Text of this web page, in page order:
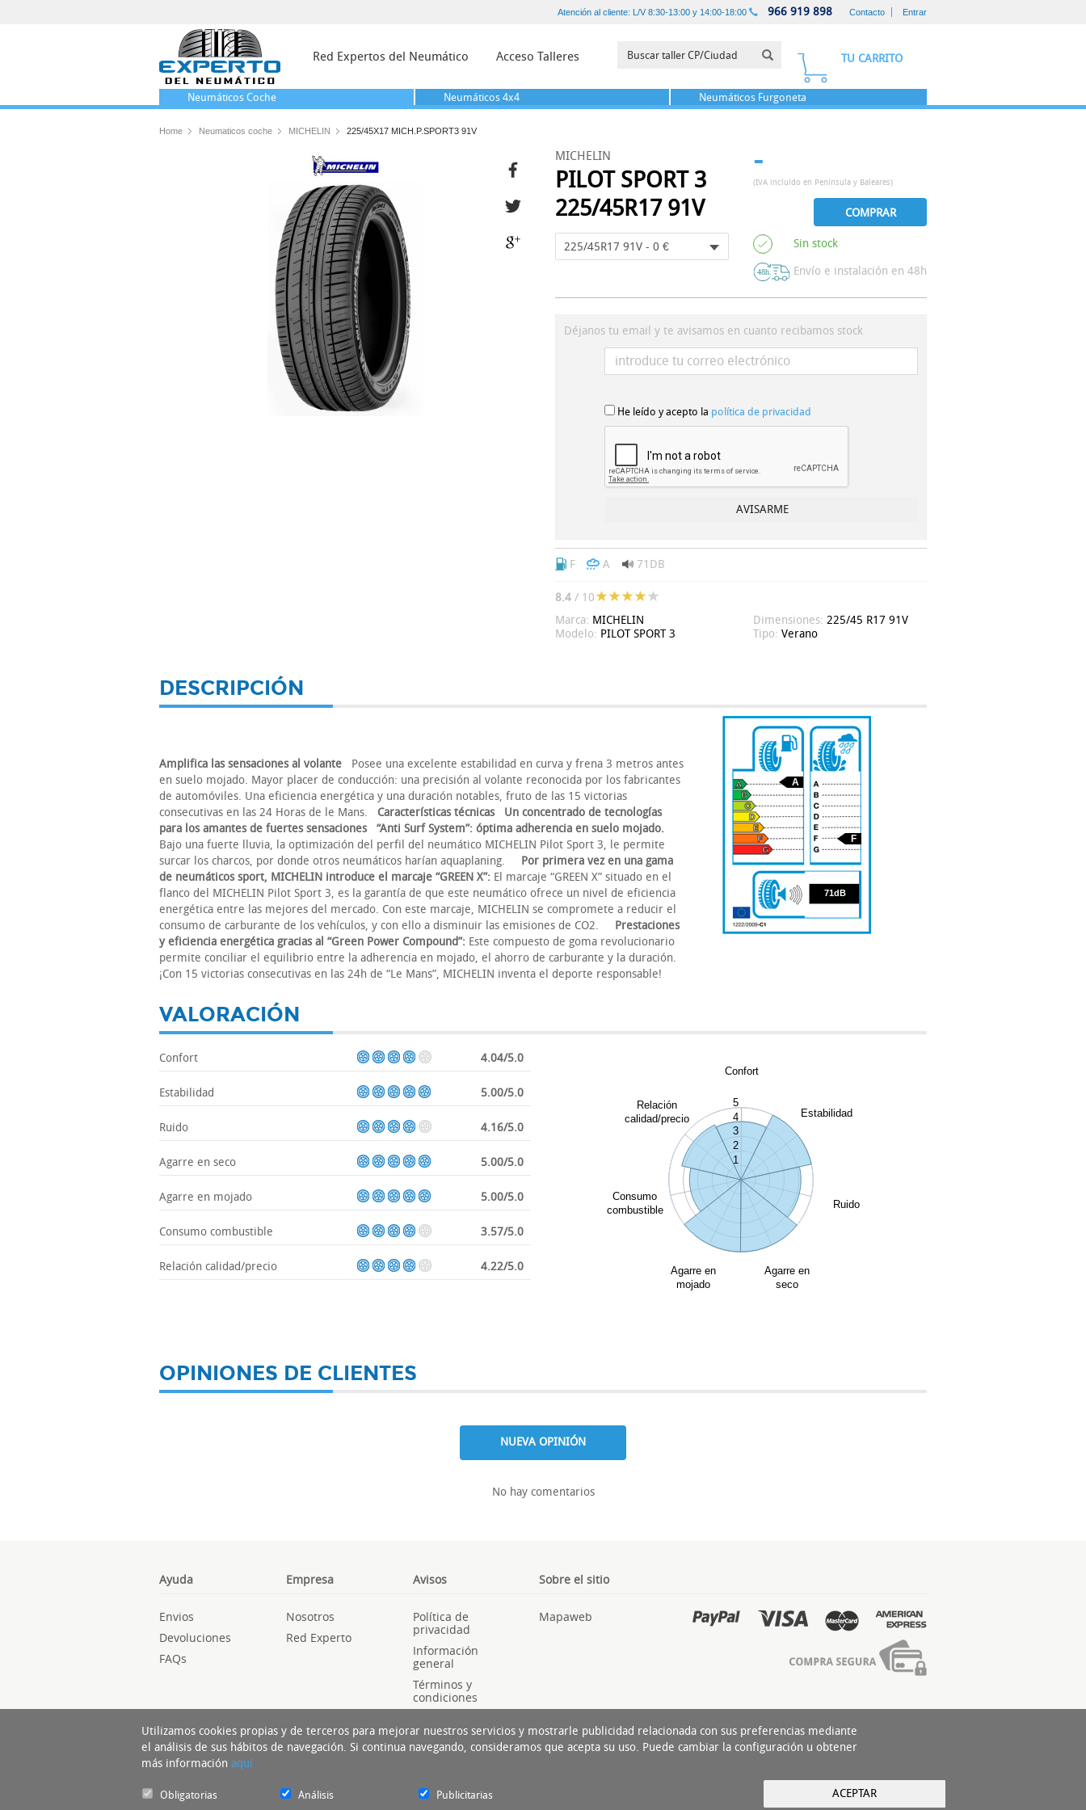
Atención al cliente: L/V 8:30-13:00 y 14:00-18:00 966 919 898 Contacto Entrar
Red Expertos del Neumático Acceso Talleres TU CARRITO
Neumáticos Coche Neumáticos 4x4 Neumáticos Furgoneta
Home Neumaticos coche MICHELIN 225/45X17 MICH.P.SPORT3 91V
MICHELIN
PILOT SPORT 3
225/45R17 91V
225/45R17 91V - 0 €
-
(IVA incluído en Península y Baleares)
COMPRAR
Sin stock
Envío e instalación en 48h
Déjanos tu email y te avisamos en cuanto recibamos stock
He leído y acepto la política de privacidad
F A 71DB
8.4 / 10
Marca: MICHELIN
Modelo: PILOT SPORT 3
Dimensiones: 225/45 R17 91V
Tipo: Verano
DESCRIPCIÓN
Amplifica las sensaciones al volante Posee una excelente estabilidad en curva y frena 3 metros antes
en suelo mojado. Mayor placer de conducción: una precisión al volante reconocida por los fabricantes
de automóviles. Una eficiencia energética y una duración notables, fruto de las 15 victorias
consecutivas en las 24 Horas de le Mans. Características técnicas
Un concentrado de tecnologías
para los amantes de fuertes sensaciones
“Anti Surf System”: óptima adherencia en suelo mojado.
Bajo una fuerte lluvia, la optimización del perfil del neumático MICHELIN Pilot Sport 3, le permite
surcar los charcos, por donde otros neumáticos harían aquaplaning. Por primera vez en una gama
de neumáticos sport, MICHELIN introduce el marcaje “GREEN X”: El marcaje “GREEN X” situado en el
flanco del MICHELIN Pilot Sport 3, es la garantía de que este neumático ofrece un nivel de eficiencia
energética entre las mejores del mercado. Con este marcaje, MICHELIN se compromete a reducir el
consumo de carburante de los vehículos, y con ello a disminuir las emisiones de CO2. Prestaciones
y eficiencia energética gracias al “Green Power Compound”: Este compuesto de goma revolucionario
permite conciliar el equilibrio entre la adherencia en mojado, el ahorro de carburante y la duración.
¡Con 15 victorias consecutivas en las 24h de “Le Mans”, MICHELIN inventa el deporte responsable!
71
A
F
71dB
VALORACIÓN
Confort 4.04/5.0
Estabilidad 5.00/5.0
Ruido 4.16/5.0
Agarre en seco 5.00/5.0
Agarre en mojado 5.00/5.0
Consumo combustible 3.57/5.0
Relación calidad/precio 4.22/5.0
Confort
Estabilidad
Ruido
Agarre en
seco
Agarre en
mojado
Consumo
combustible
Relación
calidad/precio
1
2
3
4
5
OPINIONES DE CLIENTES
NUEVA OPINIÓN
No hay comentarios
Ayuda Empresa Avisos Sobre el sitio
Envios
Devoluciones
FAQs
Nosotros
Red Experto
Política de
privacidad
Información
general
Términos y
condiciones
Mapaweb
Utilizamos cookies propias y de terceros para mejorar nuestros servicios y mostrarle publicidad relacionada con sus preferencias mediante
el análisis de sus hábitos de navegación. Si continua navegando, consideramos que acepta su uso. Puede cambiar la configuración u obtener
más información aquí
Obligatorias Análisis Publicitarias ACEPTAR